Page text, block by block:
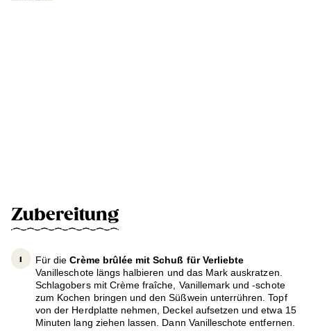
Zubereitung
Für dieCrème brûlée mit Schuß für Verliebte
Vanilleschote längs halbieren und das Mark auskratzen.
Schlagobers mit Crème fraîche, Vanillemark und -schote
zum Kochen bringen und den Süßwein unterrühren. Topf
von der Herdplatte nehmen, Deckel aufsetzen und etwa 15
Minuten lang ziehen lassen. Dann Vanilleschote entfernen.